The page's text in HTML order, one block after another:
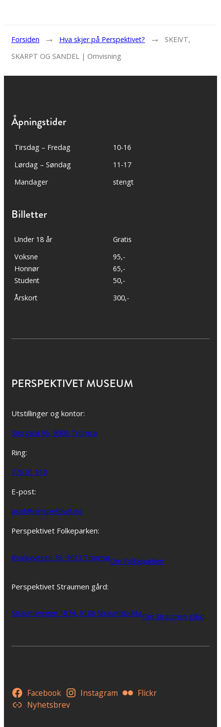
Forsiden → Hva skjer på Perspektivet? →
SKEIVT,
SKARPT OG SANDEL | Omvisning
Åpningstider
Tirsdag – Fredag
10-16
Lørdag – Søndag
11-17
Mandager
stengt
Billetter
Under 18 år
Gratis
Voksne
Honnør
Student
95,-
65,-
50,-
Årskort
300,-
PERSPEKTIVET MUSEUM
Utstillinger og kontor:
Storgata 95, 9008 Tromsø
Ring:
776 01 910
E-post:
post@perspektivet.no
Perspektivet Folkeparken:
Kvaløyvegen 38, 9013 TromsøOm Folkeparken
Perspektivet Straumen gård:
Straumsvegen 1874, 9106 StraumsbuktaOm Straumen gård
Facebook Instagram
Flickr
Nyhetsbrev